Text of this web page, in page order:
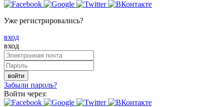
Уже регистрировались?
вход
вход
войти
Забыли пароль?
Войти через: